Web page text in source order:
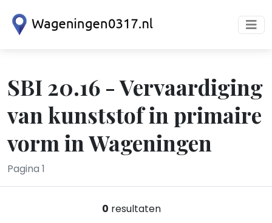
SBI 20.16 - Vervaardiging
van kunststof in primaire
vorm in Wageningen
Pagina 1
0 resultaten